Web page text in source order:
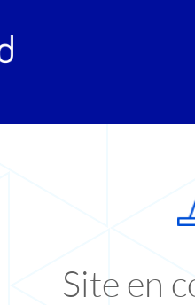
Site en